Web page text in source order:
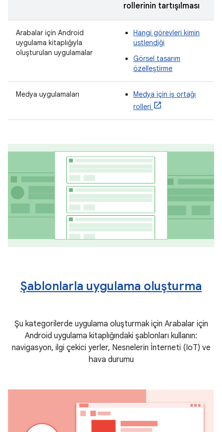
rollerinin tartışılması
Arabalar için Android
uygulama kitaplığıyla
oluşturulan uygulamalar
Hangi görevleri kimin
üstlendiği
Görsel tasarım
özelleştirme
Medya uygulamaları
Medya için iş ortağı
rolleri
Şablonlarla uygulama oluşturma
Şu kategorilerde uygulama oluşturmak için Arabalar için
Android uygulama kitaplığındaki şablonları kullanın:
navigasyon, ilgi çekici yerler, Nesnelerin İnterneti (IoT) ve
hava durumu